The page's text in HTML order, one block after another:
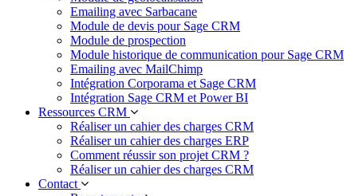
Emailing avec Sarbacane
Module de devis pour Sage CRM
Module de prospection
Module historique de communication pour Sage CRM
Emailing avec MailChimp
Intégration Corporama et Sage CRM
Intégration Sage CRM et Power BI
Ressources CRM
Réaliser un cahier des charges CRM
Réaliser un cahier des charges ERP
Comment réussir son projet CRM ?
Réaliser un cahier des charges CRM
Contact